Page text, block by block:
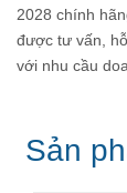
2028 chính
được tư vấn,
với nhu cầu
Sản